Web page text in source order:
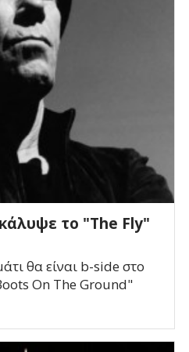
το "The Fly"
θα είναι b-side στο
On The Ground"